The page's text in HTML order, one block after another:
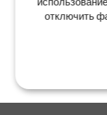
отключить